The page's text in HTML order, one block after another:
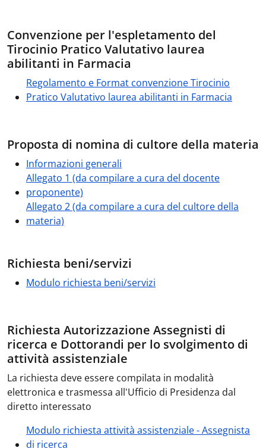
Convenzione per l'espletamento del
Tirocinio Pratico Valutativo laurea
abilitanti in Farmacia
Regolamento e Format convenzione Tirocinio
Pratico Valutativo laurea abilitanti in Farmacia
Proposta di nomina di cultore della materia
Informazioni generali
Allegato 1 (da compilare a cura del docente
proponente)
Allegato 2 (da compilare a cura del cultore della
materia)
Richiesta beni/servizi
Modulo richiesta beni/servizi
Richiesta Autorizzazione Assegnisti di
ricerca e Dottorandi per lo svolgimento di
attività assistenziale
La richiesta deve essere compilata in modalità
elettronica e trasmessa all'Ufficio di Presidenza dal
diretto interessato
Modulo richiesta attività assistenziale - Assegnista
di ricerca